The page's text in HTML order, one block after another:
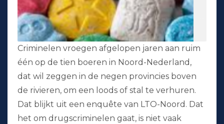
Criminelen vroegen afgelopen jaren aan ruim
één op de tien boeren in Noord-Nederland,
dat wil zeggen in de negen provincies boven
de rivieren, om een loods of stal te verhuren.
Dat blijkt uit een enquête van LTO-Noord. Dat
het om drugscriminelen gaat, is niet vaak